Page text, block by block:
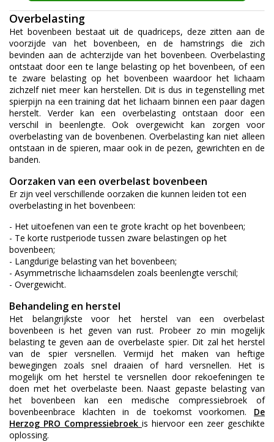
Overbelasting
Het bovenbeen bestaat uit de quadriceps, deze zitten aan de
voorzijde van het bovenbeen, en de hamstrings die zich
bevinden aan de achterzijde van het bovenbeen. Overbelasting
ontstaat door een te lange belasting op het bovenbeen, of een
te zware belasting op het bovenbeen waardoor het lichaam
zichzelf niet meer kan herstellen. Dit is dus in tegenstelling met
spierpijn na een training dat het lichaam binnen een paar dagen
herstelt. Verder kan een overbelasting ontstaan door een
verschil in beenlengte. Ook overgewicht kan zorgen voor
overbelasting van de bovenbenen. Overbelasting kan niet alleen
ontstaan in de spieren, maar ook in de pezen, gewrichten en de
banden.
Oorzaken van een overbelast bovenbeen
Er zijn veel verschillende oorzaken die kunnen leiden tot een
overbelasting in het bovenbeen:
- Het uitoefenen van een te grote kracht op het bovenbeen;
- Te korte rustperiode tussen zware belastingen op het
bovenbeen;
- Langdurige belasting van het bovenbeen;
- Asymmetrische lichaamsdelen zoals beenlengte verschil;
- Overgewicht.
Behandeling en herstel
Het belangrijkste voor het herstel van een overbelast
bovenbeen is het geven van rust. Probeer zo min mogelijk
belasting te geven aan de overbelaste spier. Dit zal het herstel
van de spier versnellen. Vermijd het maken van heftige
bewegingen zoals snel draaien of hard versnellen. Het is
mogelijk om het herstel te versnellen door rekoefeningen te
doen met het overbelaste been. Naast gepaste belasting van
het bovenbeen kan een medische compressiebroek of
bovenbeenbrace klachten in de toekomst voorkomen. De
Herzog PRO Compressiebroek is hiervoor een zeer geschikte
oplossing.